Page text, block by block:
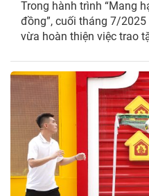
THƠ
Trong hành trình “Mang
đồng”, cuối tháng 7/
vừa hoàn thiện việc trao
Việt” tại TP Cần Thơ.